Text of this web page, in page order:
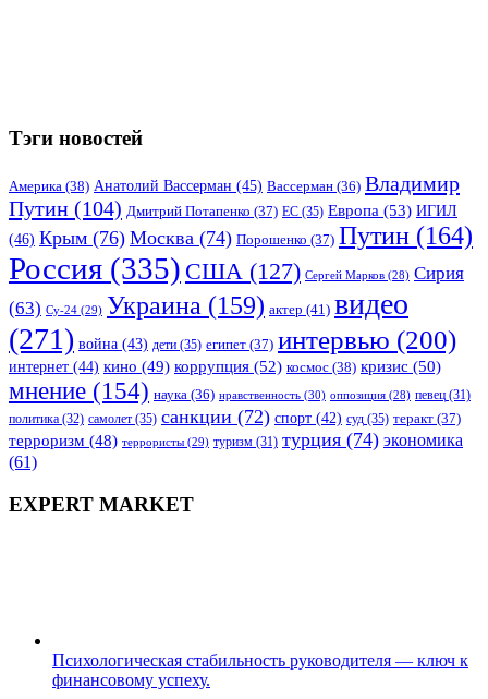
Тэги новостей
Америка (38) Анатолий Вассерман (45) Вассерман (36) Владимир
Путин (104) Дмитрий Потапенко (37) ЕС (35) Европа (53) ИГИЛ
(46) Крым (76) Москва (74) Порошенко (37) Путин (164)
Россия (335) США (127) Сергей Марков (28) Сирия
(63) Су-24 (29) Украина (159) актер (41) видео
(271) война (43) дети (35) египет (37) интервью (200)
интернет (44) кино (49) коррупция (52) космос (38) кризис (50)
мнение (154) наука (36) нравственность (30) оппозиция (28) певец (31)
политика (32) самолет (35) санкции (72) спорт (42) суд (35) теракт (37)
терроризм (48) террористы (29) туризм (31) турция (74) экономика
(61)
EXPERT MARKET
Психологическая стабильность руководителя — ключ к
финансовому успеху.